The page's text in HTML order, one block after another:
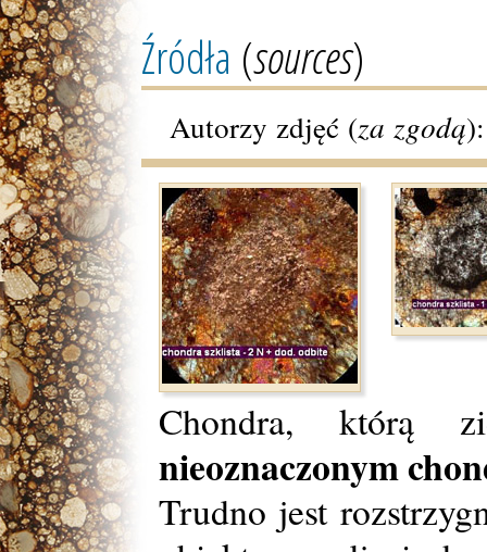
Źródła (sources)
Autorzy zdjęć (za zgodą
Chondra, którą
nieoznaczonym
Trudno jest